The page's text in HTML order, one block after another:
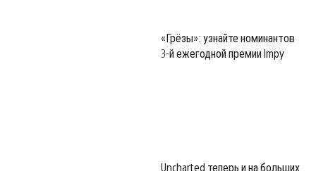
«Грёзы»: узнайте номинантов
3-й ежегодной премии Impy
Uncharted теперь и на больших